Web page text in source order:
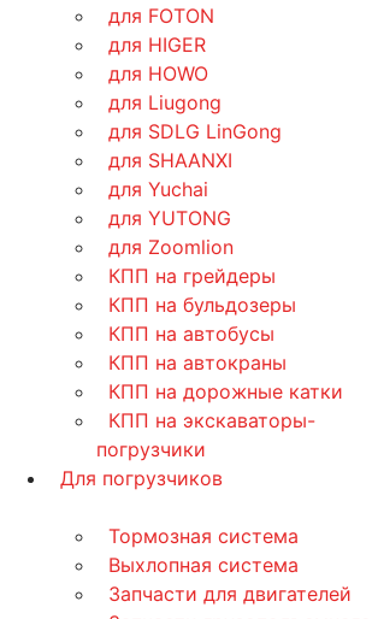
для FOTON
для HIGER
для HOWO
для Liugong
для SDLG LinGong
для SHAANXI
для Yuchai
для YUTONG
для Zoomlion
КПП на грейдеры
КПП на бульдозеры
КПП на автобусы
КПП на автокраны
КПП на дорожные катки
КПП на экскаваторы-
погрузчики
Для погрузчиков
Тормозная система
Выхлопная система
Запчасти для двигателей